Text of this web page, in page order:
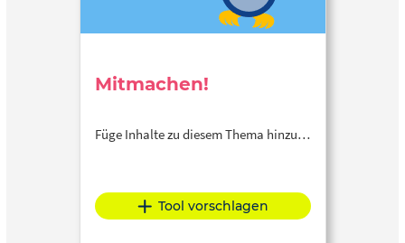
Mitmachen!
Füge Inhalte zu diesem Thema hinzu…
Tool vorschlagen